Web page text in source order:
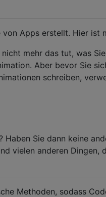
Apps erstellt. Hier ist
mehr das tut, was
Aber bevor Sie
schreiben,
Haben Sie dann keine
vielen anderen Dingen,
Methoden, sodass